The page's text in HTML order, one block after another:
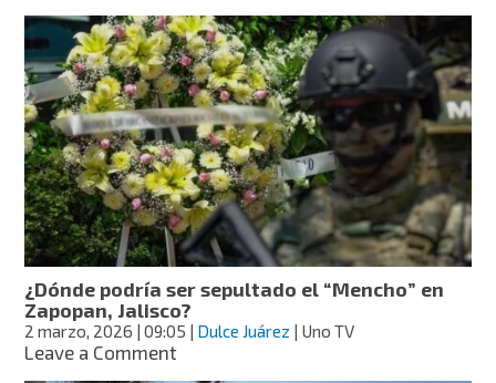
a
adolescente
por
quemar
coches
tras
muerte
del
“Mencho”
en
Michoacán
¿Dónde podría ser sepultado el “Mencho” en
Zapopan, Jalisco?
2 marzo, 2026 | 09:05 | Dulce Juárez | Uno TV
Leave a Commenton